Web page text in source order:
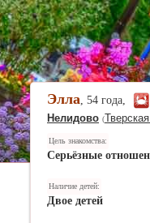
Элла, 54 года,
Нелидово (
Цель знакомства:
Серьёзные
Наличие детей:
Двое детей